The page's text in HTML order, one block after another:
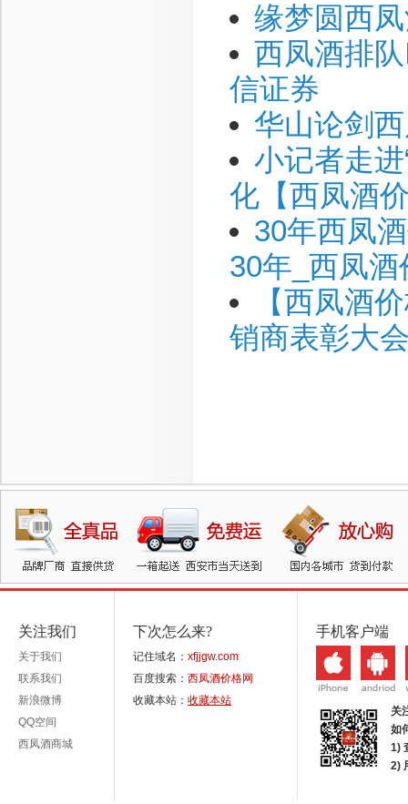
缘梦圆西
西凤酒排
信证券
华山论剑
小记者走
化【西凤酒
30年西凤
30年_西凤酒
【西凤酒
销商表彰大
关注我们
关于我们
联系我们
新浪微博
QQ空间
西凤酒商城
下次怎么来?
记住域名： xfjjgw.com
百度搜索： 西凤酒价格网
收藏本站： 收藏本站
手机客户端
关
如
1)
2)